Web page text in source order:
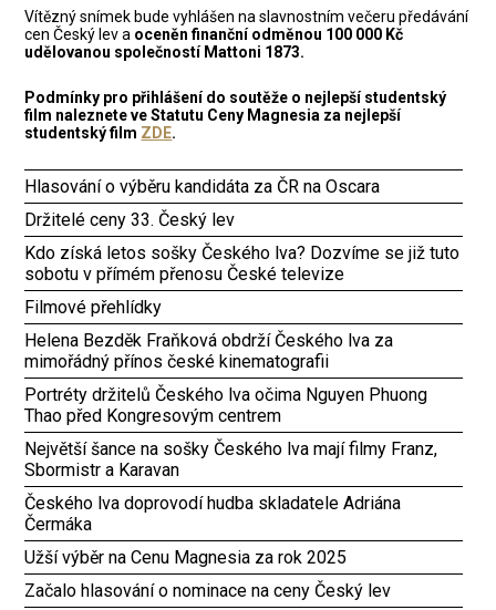
Vítězný snímek bude vyhlášen na slavnostním večeru předávání
cen Český lev a oceněn finanční odměnou 100 000 Kč
udělovanou společností Mattoni 1873.
Podmínky pro přihlášení do soutěže o nejlepší studentský
film naleznete ve Statutu Ceny Magnesia za nejlepší
studentský film ZDE.
Hlasování o výběru kandidáta za ČR na Oscara
Držitelé ceny 33. Český lev
Kdo získá letos sošky Českého lva? Dozvíme se již tuto
sobotu v přímém přenosu České televize
Filmové přehlídky
Helena Bezděk Fraňková obdrží Českého lva za
mimořádný přínos české kinematografii
Portréty držitelů Českého lva očima Nguyen Phuong
Thao před Kongresovým centrem
Největší šance na sošky Českého lva mají filmy Franz,
Sbormistr a Karavan
Českého lva doprovodí hudba skladatele Adriána
Čermáka
Užší výběr na Cenu Magnesia za rok 2025
Začalo hlasování o nominace na ceny Český lev